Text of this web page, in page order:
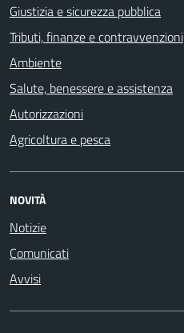
Giustizia e sicurezza pubblica
Tributi, finanze e contravvenzioni
Ambiente
Salute, benessere e assistenza
Autorizzazioni
Agricoltura e pesca
NOVITÀ
Notizie
Comunicati
Avvisi